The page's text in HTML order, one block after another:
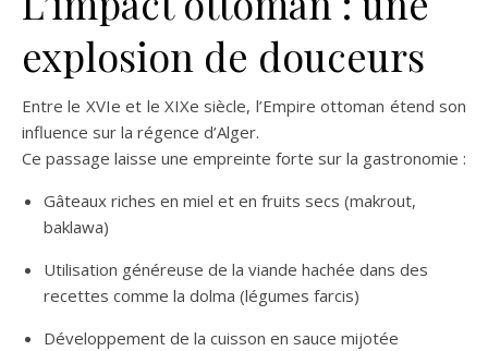
explosion de douceurs
Entre le XVIe et le XIXe siècle, l’Empire ottoman étend son
influence sur la régence d’Alger.
Ce passage laisse une empreinte forte sur la gastronomie :
Gâteaux riches en miel et en fruits secs (makrout,
baklawa)
Utilisation généreuse de la viande hachée dans des
recettes comme la dolma (légumes farcis)
Développement de la cuisson en sauce mijotée